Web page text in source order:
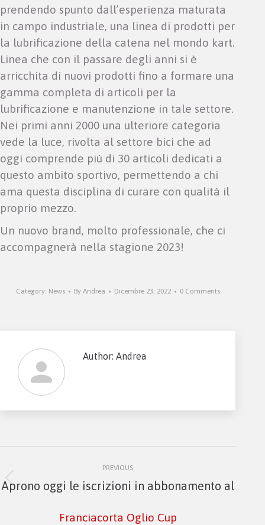
prendendo spunto dall’esperienza maturata
in campo industriale, una linea di prodotti per
la lubrificazione della catena nel mondo kart.
Linea che con il passare degli anni si è
arricchita di nuovi prodotti fino a formare una
gamma completa di articoli per la
lubrificazione e manutenzione in tale settore.
Nei primi anni 2000 una ulteriore categoria
vede la luce, rivolta al settore bici che ad
oggi comprende più di 30 articoli dedicati a
questo ambito sportivo, permettendo a chi
ama questa disciplina di curare con qualità il
proprio mezzo.
Un nuovo brand, molto professionale, che ci
accompagnerà nella stagione 2023!
Category: News By Andrea Dicembre 23, 2022 0 Comments
Author: Andrea
navigation
PREVIOUS
Previous
Aprono oggi le iscrizioni in abbonamento al
Franciacorta Oglio Cup